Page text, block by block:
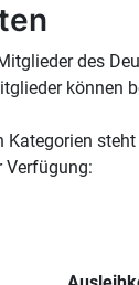
des
können
Kategorien
Verfügung: